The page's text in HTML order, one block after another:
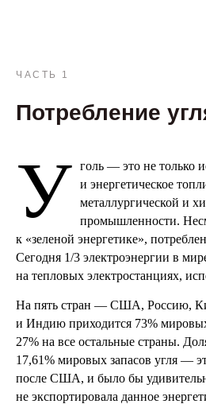
ЧАСТЬ 1
Потребление
У голь — это не только
и энергетическое
металлургической и
промышленности.
к «зеленой энергетике»,
Сегодня 1/3 электроэнергии в
на тепловых электростанциях,
На пять стран — США, Россию,
и Индию приходится 73%
27% на все остальные страны.
17,61% мировых запасов угля —
после США, и было бы
не экспортировала данное